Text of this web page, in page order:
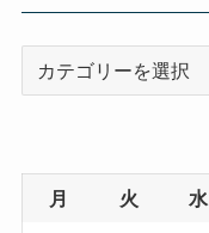
ー
月 火 水